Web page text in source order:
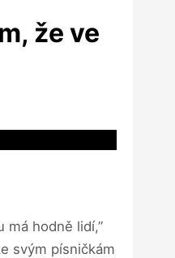
že ve
má hodně lidí,”
svým písničkám